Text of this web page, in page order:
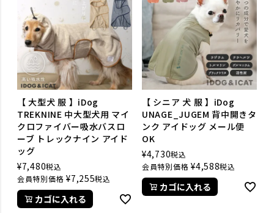
【 大型犬 服 】iDog
TREKNINE 中大型犬用 マイ
クロファイバー吸水バスロ
ーブ トレックナイン アイド
ッグ
¥7,480税込
会員特別価格 ¥7,255税込
カゴに入れる
【 シニア 犬 服 】iDog
UNAGE_JUGEM 背中開きタ
ンク アイドッグ メール便
OK
¥4,730税込
会員特別価格 ¥4,588税込
カゴに入れる